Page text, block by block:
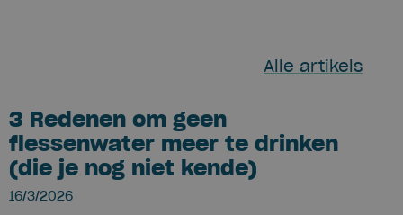
Alle artikels
3 Redenen om geen
flessenwater meer te drinken
(die je nog niet kende)
16/3/2026